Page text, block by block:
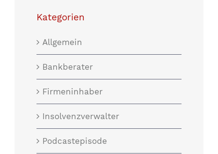
Kategorien
Allgemein
Bankberater
Firmeninhaber
Insolvenzverwalter
Podcastepisode